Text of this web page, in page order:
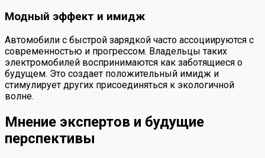
Модный эффект и имидж
Автомобили с быстрой зарядкой часто ассоциируются с
современностью и прогрессом. Владельцы таких
электромобилей воспринимаются как заботящиеся о
будущем. Это создает положительный имидж и
стимулирует других присоединяться к экологичной
волне.
Мнение экспертов и будущие
перспективы